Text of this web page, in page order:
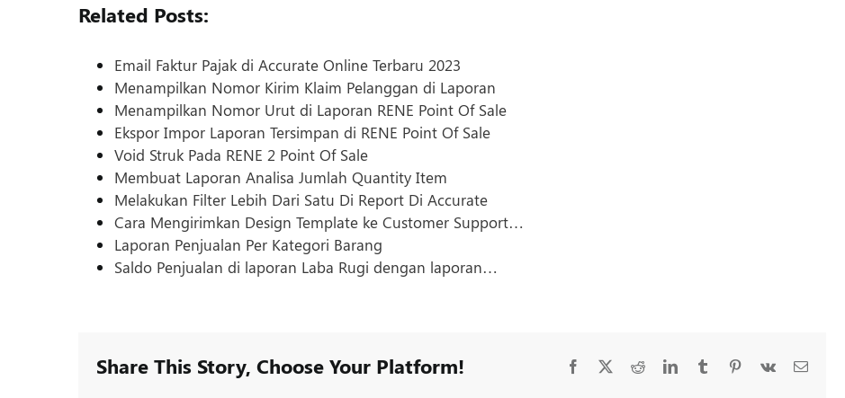
Related Posts:
Email Faktur Pajak di Accurate Online Terbaru 2023
Menampilkan Nomor Kirim Klaim Pelanggan di Laporan
Menampilkan Nomor Urut di Laporan RENE Point Of Sale
Ekspor Impor Laporan Tersimpan di RENE Point Of Sale
Void Struk Pada RENE 2 Point Of Sale
Membuat Laporan Analisa Jumlah Quantity Item
Melakukan Filter Lebih Dari Satu Di Report Di Accurate
Cara Mengirimkan Design Template ke Customer Support…
Laporan Penjualan Per Kategori Barang
Saldo Penjualan di laporan Laba Rugi dengan laporan…
Share This Story, Choose Your Platform! Facebook
X RedditLinkedInTumblrPinterest
Vk Email